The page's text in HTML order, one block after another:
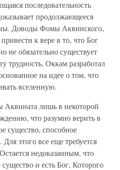
последовательность
продолжающееся
Доводы Фомы Аквинского,
к вере в то, что Бог
не обязательно существует
трудность, Оккам разработал
на идее о том, что
вселенную.
Аквината лишь в некоторой
что разумно верить в
существо, способное
этого все еще требуется
недоказанным, что
и есть Бог, Которого